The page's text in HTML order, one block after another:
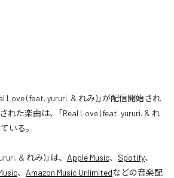
Love (feat. yururi. & れみ)」が配信開始され
れた楽曲は、「Real Love (feat. yururi. & れ
いる。
& れみ)」は、 Apple Music、 Spotify、
、 Amazon Music Unlimitedなどの音楽配